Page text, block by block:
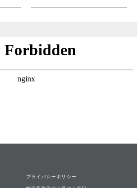
プライバシーポリシー